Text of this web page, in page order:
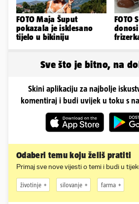
FOTO Maja Šuput
pokazala je isklesano
tijelo u bikiniju
FOTO
Sve što je bitno, na
Skini aplikaciju za najbolje
komentiraj i budi uvijek u toku s
Odaberi temu koju želiš pratiti
Primaj sve nove vijesti o temi i budi u
životinje silovanje farma